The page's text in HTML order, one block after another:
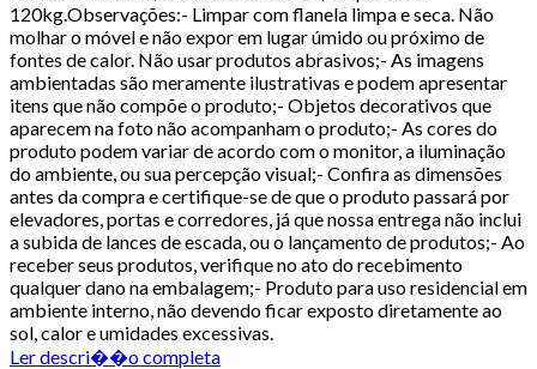
120kg.Observações:- Limpar com flanela limpa e seca. Não
molhar o móvel e não expor em lugar úmido ou próximo de
fontes de calor. Não usar produtos abrasivos;- As imagens
ambientadas são meramente ilustrativas e podem apresentar
itens que não compõe o produto;- Objetos decorativos que
aparecem na foto não acompanham o produto;- As cores do
produto podem variar de acordo com o monitor, a iluminação
do ambiente, ou sua percepção visual;- Confira as dimensões
antes da compra e certifique-se de que o produto passará por
elevadores, portas e corredores, já que nossa entrega não inclui
a subida de lances de escada, ou o lançamento de produtos;- Ao
receber seus produtos, verifique no ato do recebimento
qualquer dano na embalagem;- Produto para uso residencial em
ambiente interno, não devendo ficar exposto diretamente ao
sol, calor e umidades excessivas.
Ler descri��o completa